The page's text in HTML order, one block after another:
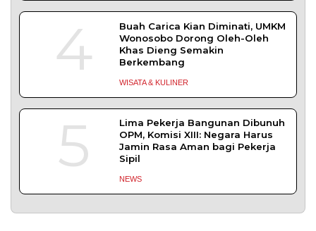
4
Buah Carica Kian Diminati, UMKM
Wonosobo Dorong Oleh-Oleh
Khas Dieng Semakin
Berkembang
WISATA & KULINER
5
Lima Pekerja Bangunan Dibunuh
OPM, Komisi XIII: Negara Harus
Jamin Rasa Aman bagi Pekerja
Sipil
NEWS